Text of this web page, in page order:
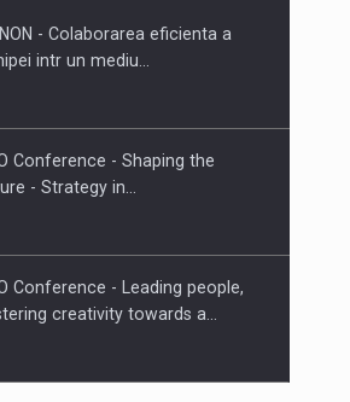
and the Future of
- Colaborarea eficienta a
intr un mediu…
Conference - Shaping the
- Strategy in…
Conference - Leading people,
creativity towards a…